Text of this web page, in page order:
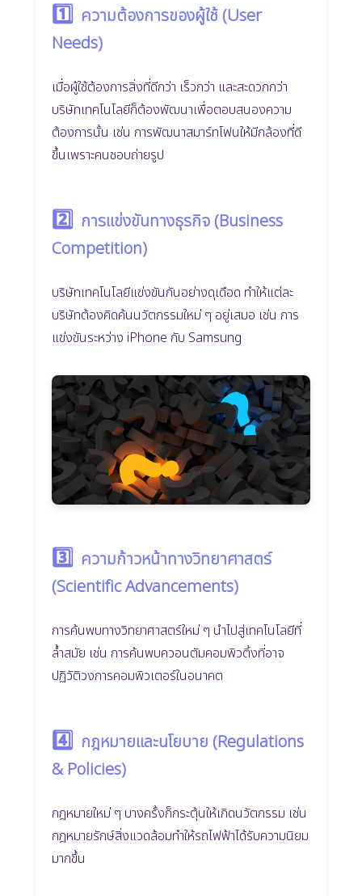
1️⃣ ความต้องการของผู้ใช้ (User
Needs)
เมื่อผู้ใช้ต้องการสิ่งที่ดีกว่า เร็วกว่า และสะดวกกว่า
บริษัทเทคโนโลยีก็ต้องพัฒนาเพื่อตอบสนองความ
ต้องการนั้น เช่น การพัฒนาสมาร์ทโฟนให้มีกล้องที่ดี
ขึ้นเพราะคนชอบถ่ายรูป
2️⃣ การแข่งขันทางธุรกิจ (Business
Competition)
บริษัทเทคโนโลยีแข่งขันกันอย่างดุเดือด ทำให้แต่ละ
บริษัทต้องคิดค้นนวัตกรรมใหม่ ๆ อยู่เสมอ เช่น การ
แข่งขันระหว่าง iPhone กับ Samsung
3️⃣ ความก้าวหน้าทางวิทยาศาสตร์
(Scientific Advancements)
การค้นพบทางวิทยาศาสตร์ใหม่ ๆ นำไปสู่เทคโนโลยีที่
ล้ำสมัย เช่น การค้นพบควอนตัมคอมพิวติ้งที่อาจ
ปฏิวัติวงการคอมพิวเตอร์ในอนาคต
4️⃣ กฎหมายและนโยบาย (Regulations
& Policies)
กฎหมายใหม่ ๆ บางครั้งก็กระตุ้นให้เกิดนวัตกรรม เช่น
กฎหมายรักษ์สิ่งแวดล้อมทำให้รถไฟฟ้าได้รับความนิยม
มากขึ้น